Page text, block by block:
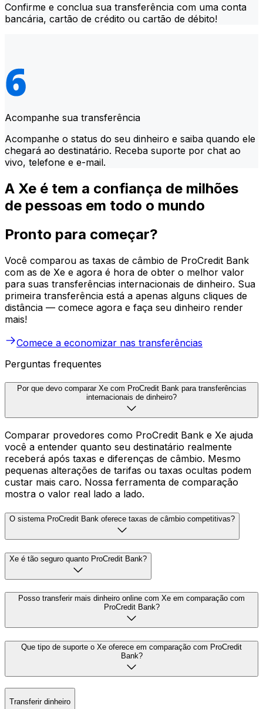
Confirme e conclua sua transferência com uma conta
bancária, cartão de crédito ou cartão de débito!
Acompanhe sua transferência
Acompanhe o status do seu dinheiro e saiba quando ele
chegará ao destinatário. Receba suporte por chat ao
vivo, telefone e e-mail.
A Xe é tem a confiança de milhões
de pessoas em todo o mundo
Pronto para começar?
Você comparou as taxas de câmbio de ProCredit Bank
com as de Xe e agora é hora de obter o melhor valor
para suas transferências internacionais de dinheiro. Sua
primeira transferência está a apenas alguns cliques de
distância — comece agora e faça seu dinheiro render
mais!
Comece a economizar nas transferências
Perguntas frequentes
Por que devo comparar Xe com ProCredit Bank para transferências
internacionais de dinheiro?
Comparar provedores como ProCredit Bank e Xe ajuda
você a entender quanto seu destinatário realmente
receberá após taxas e diferenças de câmbio. Mesmo
pequenas alterações de tarifas ou taxas ocultas podem
custar mais caro. Nossa ferramenta de comparação
mostra o valor real lado a lado.
O sistema ProCredit Bank oferece taxas de câmbio competitivas?
Xe é tão seguro quanto ProCredit Bank?
Posso transferir mais dinheiro online com Xe em comparação com
ProCredit Bank?
Que tipo de suporte o Xe oferece em comparação com ProCredit
Bank?
Transferir dinheiro